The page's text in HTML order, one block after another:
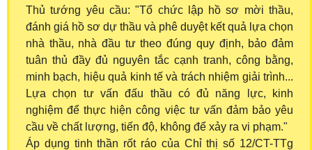
Thủ tướng yêu cầu: "Tổ chức lập hồ sơ mời thầu,
đánh giá hồ sơ dự thầu và phê duyệt kết quả lựa chọn
nhà thầu, nhà đầu tư theo đúng quy định, bảo đảm
tuân thủ đầy đủ nguyên tắc cạnh tranh, công bằng,
minh bạch, hiệu quả kinh tế và trách nhiệm giải trình...
Lựa chọn tư vấn đấu thầu có đủ năng lực, kinh
nghiệm để thực hiện công việc tư vấn đảm bảo yêu
cầu về chất lượng, tiến độ, không để xảy ra vi phạm."
Áp dụng tinh thần rốt ráo của Chỉ thị số 12/CT-TTg